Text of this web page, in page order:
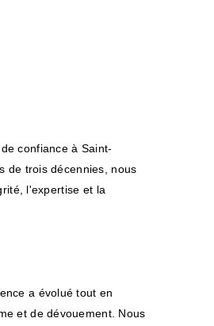
confiance à Saint-
de trois décennies, nous
l'expertise et la
a évolué tout en
et de dévouement. Nous